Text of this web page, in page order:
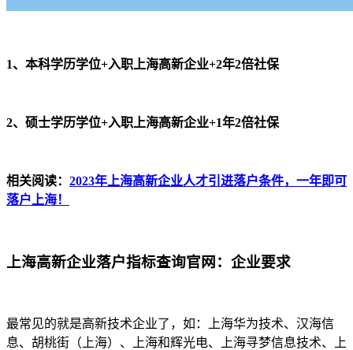
1、本科学历学位+入职上海高新企业+2年2倍社保
2、硕士学历学位+入职上海高新企业+1年2倍社保
相关阅读： 2023年上海高新企业人才引进落户条件，一年即可
落户上海！
上海高新企业落户指标查询官网：企业要求
最常见的就是高新技术企业了，如：上海华为技术、汉海信
息、胡桃街（上海）、上海和辉光电、上海寻梦信息技术、上